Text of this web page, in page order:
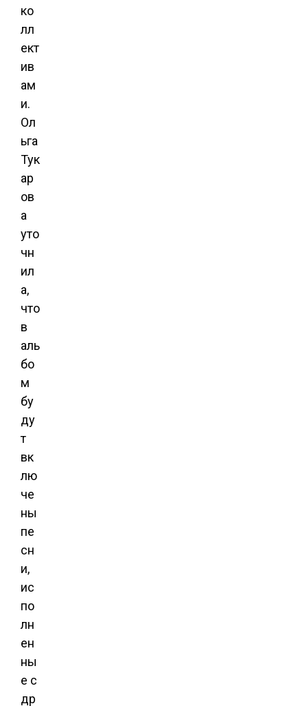
ко
лл
ект
ив
ам
и.
Ол
ьга
Тук
ар
ов
а
уто
чн
ил
а,
что
в
аль
бо
м
бу
ду
т
вк
лю
че
ны
пе
сн
и,
ис
по
лн
ен
ны
е с
др